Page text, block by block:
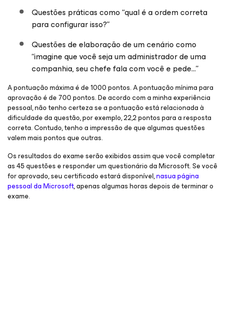
Questões práticas como “qual é a ordem correta
para configurar isso?”
Questões de elaboração de um cenário como
“imagine que você seja um administrador de uma
companhia, seu chefe fala com você e pede…”
A pontuação máxima é de 1000 pontos. A pontuação mínima para
aprovação é de 700 pontos. De acordo com a minha experiência
pessoal, não tenho certeza se a pontuação está relacionada à
dificuldade da questão, por exemplo, 22,2 pontos para a resposta
correta. Contudo, tenho a impressão de que algumas questões
valem mais pontos que outras.
Os resultados do exame serão exibidos assim que você completar
as 45 questões e responder um questionário da Microsoft. Se você
for aprovado, seu certificado estará disponível,nasua página
pessoal da Microsoft, apenas algumas horas depois de terminar o
exame.